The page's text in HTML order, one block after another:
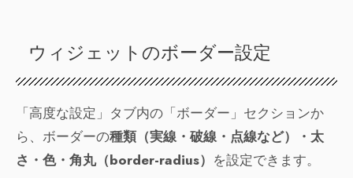
ウィジェットのボーダー設定
「高度な設定」タブ内の「ボーダー」セクションか
ら、ボーダーの種類（実線・破線・点線など）・太
さ・色・角丸（border-radius） を設定できます。